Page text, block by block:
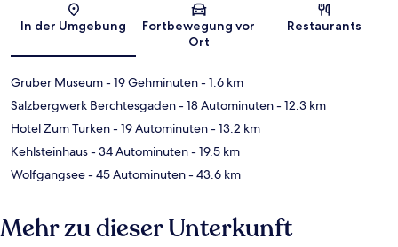
Karte
In der Umgebung
Fortbewegung vor
Ort
Restaurants
Gruber Museum- 19 Gehminuten- 1.6 km
Salzbergwerk Berchtesgaden- 18 Autominuten- 12.3 km
Hotel Zum Turken- 19 Autominuten- 13.2 km
Kehlsteinhaus- 34 Autominuten- 19.5 km
Wolfgangsee- 45 Autominuten- 43.6 km
Mehr zu dieser Unterkunft